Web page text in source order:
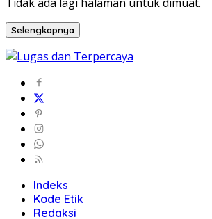
Selengkapnya
Indeks
Kode Etik
Redaksi